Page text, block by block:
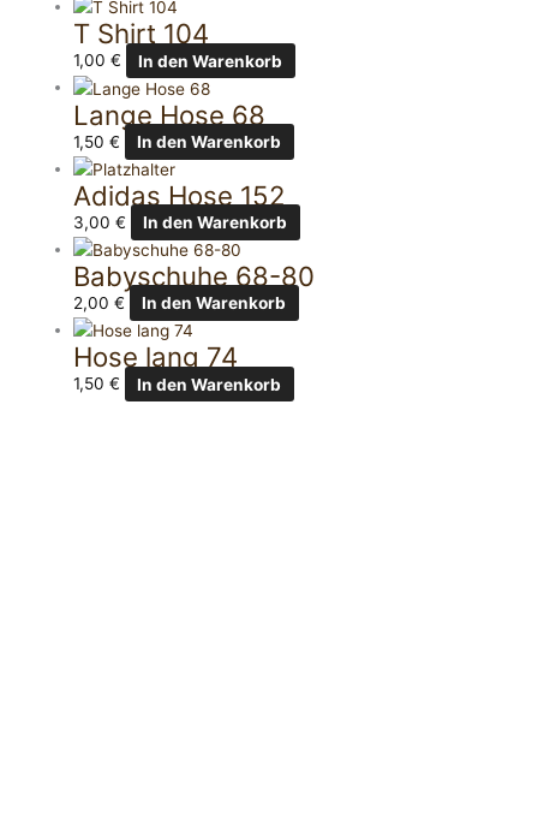
T Shirt 104
1,00€ In den Warenkorb
Lange Hose 68
1,50€ In den Warenkorb
Adidas Hose 152
3,00€ In den Warenkorb
Babyschuhe 68-80
2,00€ In den Warenkorb
Hose lang 74
1,50€ In den Warenkorb